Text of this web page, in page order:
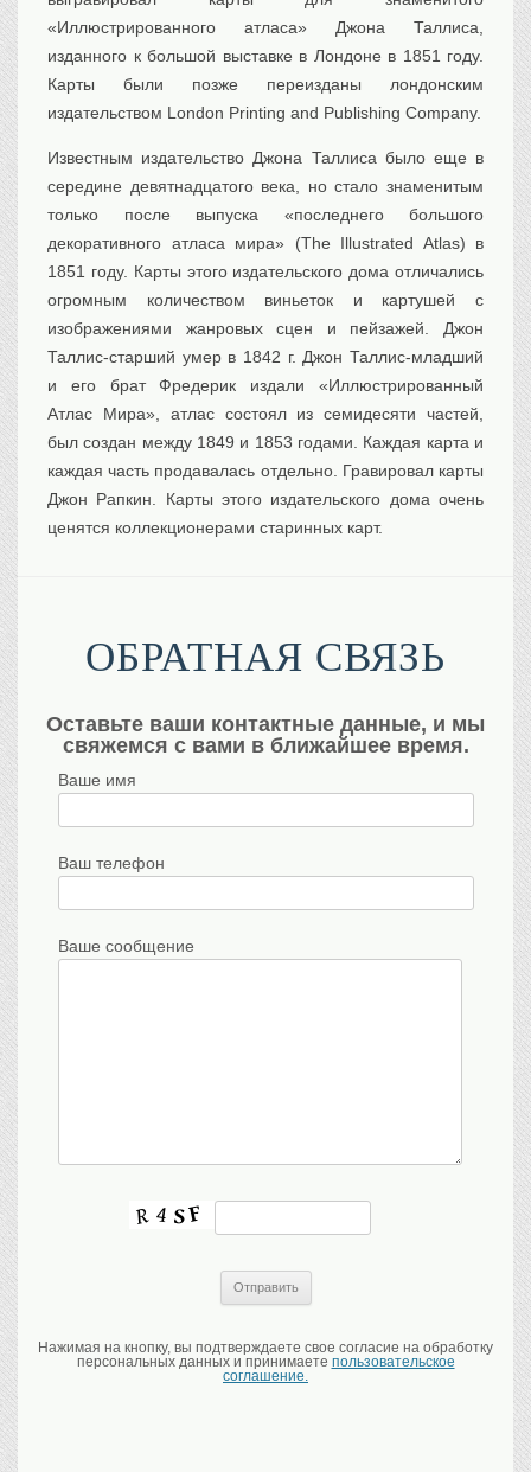
«Иллюстрированного атласа» Джона Таллиса,
изданного к большой выставке в Лондоне в 1851 году.
Карты были позже переизданы лондонским
издательством London Printing and Publishing Company.
Известным издательство Джона Таллиса было еще в
середине девятнадцатого века, но стало знаменитым
только после выпуска «последнего большого
декоративного атласа мира» (The Illustrated Atlas) в
1851 году. Карты этого издательского дома отличались
огромным количеством виньеток и картушей с
изображениями жанровых сцен и пейзажей. Джон
Таллис-старший умер в 1842 г. Джон Таллис-младший
и его брат Фредерик издали «Иллюстрированный
Атлас Мира», атлас состоял из семидесяти частей,
был создан между 1849 и 1853 годами. Каждая карта и
каждая часть продавалась отдельно. Гравировал карты
Джон Рaпкин. Карты этого издательского дома очень
ценятся коллекционерами старинных карт.
ОБРАТНАЯ СВЯЗЬ
Оставьте ваши контактные данные, и мы
свяжемся с вами в ближайшее время.
Ваше имя
Ваш телефон
Ваше сообщение
Нажимая на кнопку, вы подтверждаете свое согласие на обработку
персональных данных и принимаете пользовательское
соглашение.